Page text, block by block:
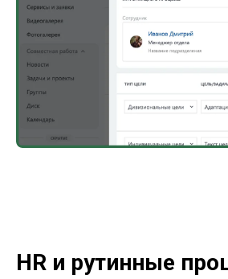
HR и рутинные